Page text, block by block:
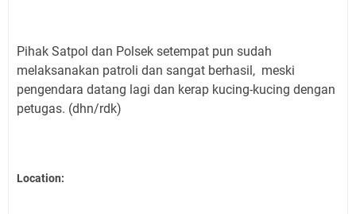
Pihak Satpol dan Polsek setempat pun sudah
melaksanakan patroli dan sangat berhasil, meski
pengendara datang lagi dan kerap kucing-kucing dengan
petugas. (dhn/rdk)
Location: